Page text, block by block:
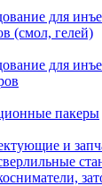
для
(смол, гелей)
для
пакеры
и